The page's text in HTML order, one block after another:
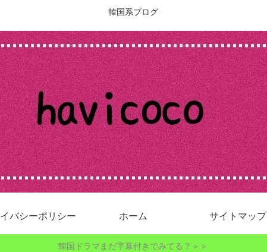
韓国系ブログ
バシーポリシー ホーム サイトマップ
韓国ドラマまだ字幕付きでみてる？＞＞